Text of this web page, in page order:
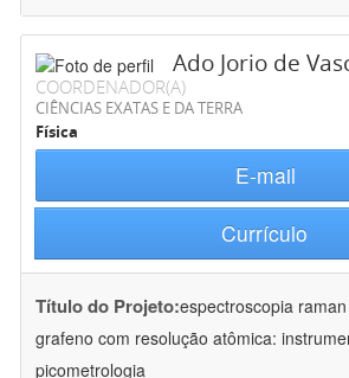
Ado Jorio de
COORDENADOR(A)
CIÊNCIAS EXATAS E DA TERRA
Física
E-mail
Currículo
Título do Projeto:espectroscopia
grafeno com resolução atômica:
picometrologia